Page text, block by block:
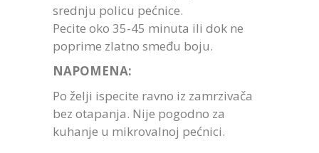
srednju policu pećnice.
Pecite oko 35-45 minuta ili dok ne
poprime zlatno smeđu boju.
NAPOMENA:
Po želji ispecite ravno iz zamrzivača
bez otapanja. Nije pogodno za
kuhanje u mikrovalnoj pećnici.